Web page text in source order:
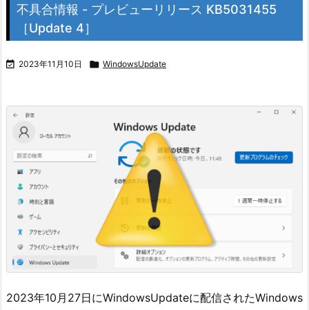
不具合情報 - プレビューリリース KB5031455
［Update 4］
 2023年11月10日  WindowsUpdate
2023年10月27日にWindowsUpdateに配信されたWindows